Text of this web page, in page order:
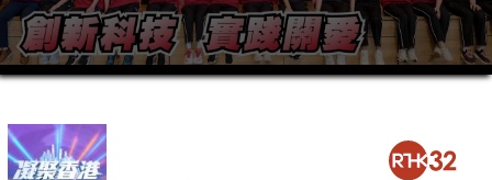
0
seconds
minutes,
7
seconds